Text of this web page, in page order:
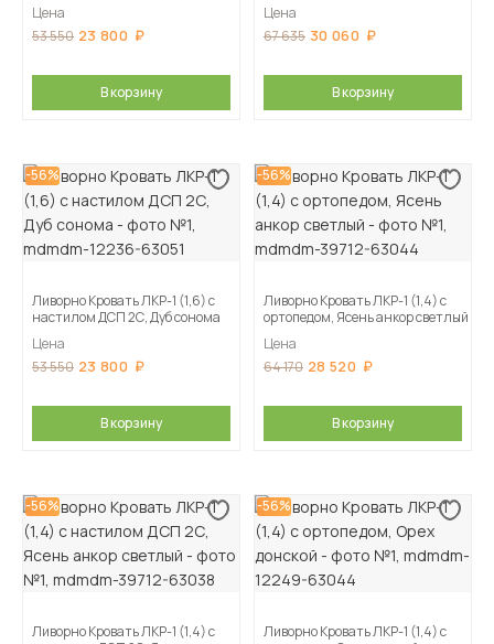
Цена
53 550 23 800
В корзину
Цена
67 635 30 060
В корзину
-56%
Ливорно Кровать ЛКР-1 (1,6) с
настилом ДСП 2С, Дуб сонома
Цена
53 550 23 800
В корзину
-56%
Ливорно Кровать ЛКР-1 (1,4) с
ортопедом, Ясень анкор светлый
Цена
64 170 28 520
В корзину
-56%
Ливорно Кровать ЛКР-1 (1,4) с
-56%
Ливорно Кровать ЛКР-1 (1,4) с